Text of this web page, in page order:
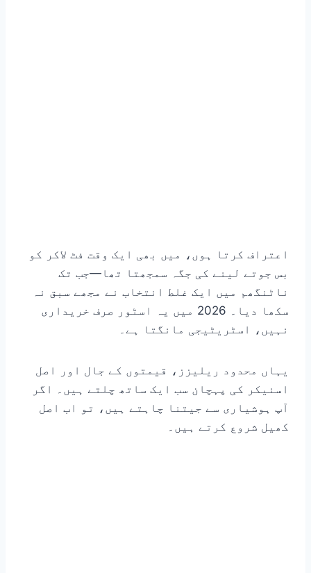
اعتراف کرتا ہوں، میں بھی ایک وقت فٹ لاکر کو
بس جوتے لینے کی جگہ سمجھتا تھا—جب تک
ناٹنگھم میں ایک غلط انتخاب نے مجھے سبق نہ
سکھا دیا۔ 2026 میں یہ اسٹور صرف خریداری
نہیں، اسٹریٹیجی مانگتا ہے۔
یہاں محدود ریلیزز، قیمتوں کے جال اور اصل
اسنیکر کی پہچان سب ایک ساتھ چلتے ہیں۔ اگر
آپ ہوشیاری سے جیتنا چاہتے ہیں، تو اب اصل
کھیل شروع کرتے ہیں۔